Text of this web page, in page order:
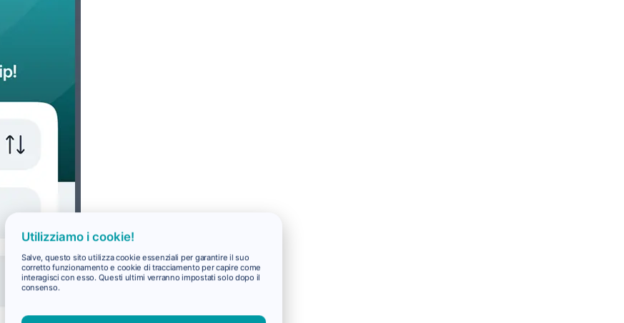
Utilizziamo i cookie!
Salve, questo sito utilizza cookie essenziali per garantire il suo
corretto funzionamento e cookie di tracciamento per capire come
interagisci con esso. Questi ultimi verranno impostati solo dopo il
consenso.